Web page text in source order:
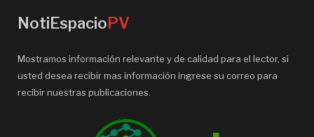
NotiEspacioPV
Mostramos información relevante y de calidad para el lector, si
usted desea recibir mas información ingrese su correo para
recibir nuestras publicaciones.